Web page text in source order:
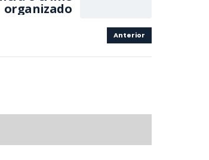
organizado
Anterior